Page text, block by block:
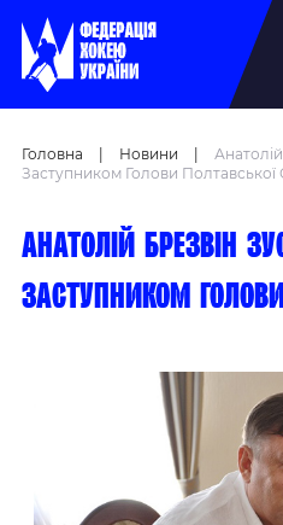
Головна Новини
Заступником Голови
Анатолій Брезвін
заступником